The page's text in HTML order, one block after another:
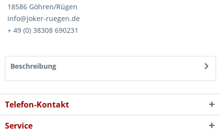
18586 Göhren/Rügen
info@joker-ruegen.de
+ 49 (0) 38308 690231
Beschreibung
Telefon-Kontakt
Service